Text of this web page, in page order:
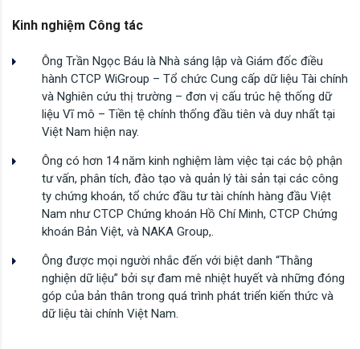
Kinh nghiệm Công tác
Ông Trần Ngọc Báu là Nhà sáng lập và Giám đốc điều
hành CTCP WiGroup – Tổ chức Cung cấp dữ liệu Tài chính
và Nghiên cứu thị trường – đơn vị cấu trúc hệ thống dữ
liệu Vĩ mô – Tiền tệ chính thống đầu tiên và duy nhất tại
Việt Nam hiện nay.
Ông có hơn 14 năm kinh nghiệm làm việc tại các bộ phận
tư vấn, phân tích, đào tạo và quản lý tài sản tại các công
ty chứng khoán, tổ chức đầu tư tài chính hàng đầu Việt
Nam như CTCP Chứng khoán Hồ Chí Minh, CTCP Chứng
khoán Bản Việt, và NAKA Group,.
Ông được mọi người nhắc đến với biệt danh “Thằng
nghiện dữ liệu” bởi sự đam mê nhiệt huyết và những đóng
góp của bản thân trong quá trình phát triển kiến thức và
dữ liệu tài chính Việt Nam.